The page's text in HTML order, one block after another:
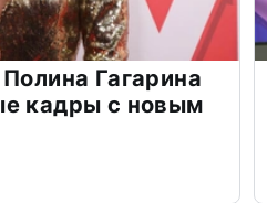
Гагарина
кадры с новым